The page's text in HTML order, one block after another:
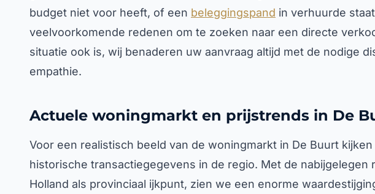
budget niet voor heeft, of een beleggingspand in verhuurde
veelvoorkomende redenen om te zoeken naar een directe
situatie ook is, wij benaderen uw aanvraag altijd met de nodige
empathie.
Actuele woningmarkt en prijstrends in De
Voor een realistisch beeld van de woningmarkt in De Buurt
historische transactiegegevens in de regio. Met de nabijgelegen
Holland als provinciaal ijkpunt, zien we een enorme